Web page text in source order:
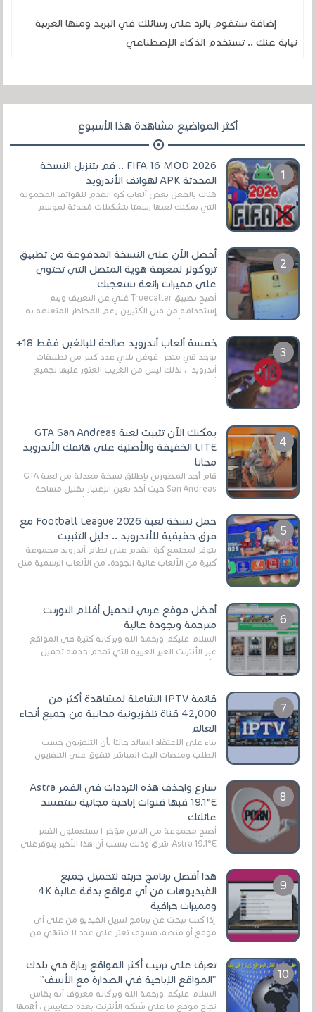
إضافة ستقوم بالرد على رسائلك في البريد ومنها العربية
نيابة عنك .. تستخدم الذكاء الإصطناعي
أكثر المواضيع مشاهدة هذا الأسبوع
FIFA 16 MOD 2026 .. قم بتنزيل النسخة
المحدثة APK لهواتف الأندرويد
هناك بالفعل بعض ألعاب كرة القدم للهواتف المحمولة
التي يمكنك لعبها رسميًا بتشكيلات مُحدثة لموسم
أحصل الآن على النسخة المدفوعة من تطبيق
تروكولر لمعرفة هوية المتصل التي تحتوي
على مميزات رائعة ستعجبك
أصبح تطبيق Truecaller غني عن التعريف ويتم
إستخدامه من قبل الكثيرين رغم المخاطر المتعلقه به
خمسة ألعاب أندرويد صالحة للبالغين فقط 18+
يوجد في متجر غوغل بلاي عدد كبير من تطبيقات
أندرويد ، لذلك ليس من الغريب العثور عليها لجميع
يمكنك الآن تثبيت لعبة GTA San Andreas
LITE الخفيفة والأصلية على هاتفك الأندرويد
مجانا
قام أحد المطورين بإطلاق نسخة معدلة من لعبة GTA
San Andreas حيث أخد بعين الإعتبار تقليل مساحة
حمل نسخة لعبة Football League 2026 مع
فرق حقيقية للأندرويد .. دليل التثبيت
يتوفر لمجتمع كرة القدم على نظام أندرويد مجموعة
كبيرة من الألعاب عالية الجودة. من الألعاب الرسمية مثل
أفضل موقع عربي لتحميل أفلام التورنت
مترجمة وبجودة عالية
السلام عليكم ورحمة الله وبركاته كثيرة هي المواقع
عبر الأنترنت الغير العربية التي تقدم خدمة تحميل
الأفلام على التورنت ، ومعظم هذه المواقع ل...
قائمة IPTV الشاملة لمشاهدة أكثر من
42,000 قناة تلفزيونية مجانية من جميع أنحاء
العالم
بناءً على الاعتقاد السائد حاليًا بأن التلفزيون حسب
الطلب ومنصات البث المباشر تتفوق على التلفزيون
الرقمي الأرضي التقليدي، يُعدّ IPTV-org خيار...
سارع واحذف هذه الترددات في القمر Astra
19.1°E فبها قنوات إباحية مجانية ستفسد
عائلتك
أصبح مجموعة من الناس مؤخر ا يستعملون القمر
Astra 19.1°E شرق وذلك بسبب أن هذا الأخير يتوفرعلى
هذا أفضل برنامج جربته لتحميل جميع
الفيديوهات من أي مواقع بدقة عالية 4K
ومميزات خرافية
إذا كنت تبحث عن برنامج لتنزيل الفيديو من على أي
موقع أو منصة، فسوف تعثر على عدد لا منتهي من
تعرف على ترتيب أكثر المواقع زيارة في بلدك
"المواقع الإباحية في الصدارة مع الأسف"
السلام عليكم ورحمة الله وبركاته معروف أنه يقاس
نجاح موقع ما على شبكة الأنترنت بعدة مقاييس ، أهمها